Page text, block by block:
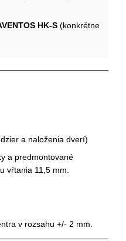
HK-S (konkrétne
a naloženia dverí)
a predmontované
vŕtania 11,5 mm.
v rozsahu +/- 2 mm.